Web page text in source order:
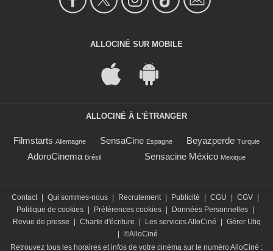
ALLOCINÉ SUR MOBILE
ALLOCINÉ À L'ÉTRANGER
Filmstarts Allemagne SensaCine Espagne Beyazperde Turquie
AdoroCinema Brésil Sensacine México Mexique
Contact Qui sommes-nous Recrutement Publicité CGU CGV
Politique de cookies
Préférences cookies Données Personnelles
Revue de presse
Charte d'écriture Les services AlloCiné
Gérer Utiq
©AlloCiné
Retrouvez tous les horaires et infos de votre cinéma sur le numéro AlloCiné :